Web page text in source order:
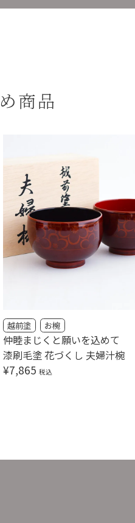
商品
漆刷毛塗 花づくし 夫婦汁椀
越前塗 お椀
¥7,865 税込
仲睦まじくと願いを込めて